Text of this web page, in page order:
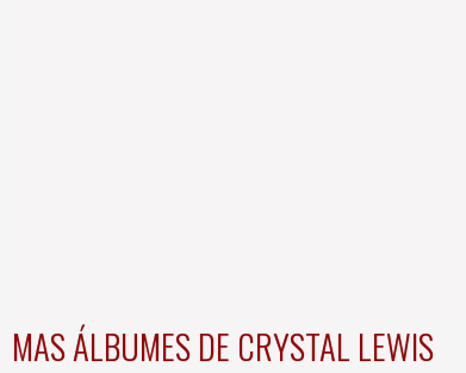
MAS ÁLBUMES DE CRYSTAL LEWIS